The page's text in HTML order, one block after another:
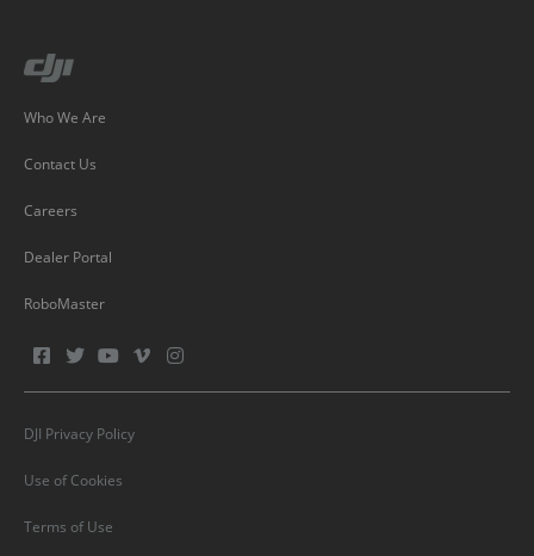
Who We Are
Contact Us
Careers
Dealer Portal
RoboMaster
DJI Privacy Policy
Use of Cookies
Terms of Use